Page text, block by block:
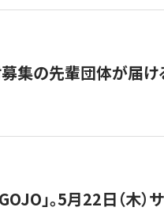
集の先輩団体が届
」。5月22日（木）